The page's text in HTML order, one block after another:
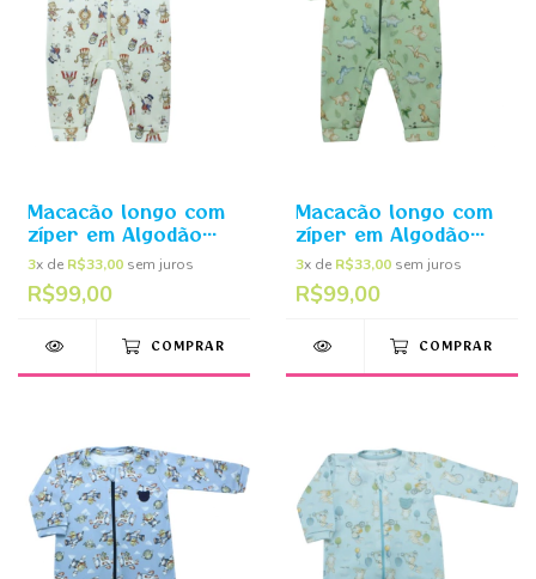
Macacão longo com
zíper em Algodão
egípcio Circo - Mini
Bear
3x de R$33,00 sem juros
R$99,00
COMPRAR
Macacão longo com
zíper em Algodão
egípcio Dino Verde -
Mini Bear
3x de R$33,00 sem juros
R$99,00
COMPRAR